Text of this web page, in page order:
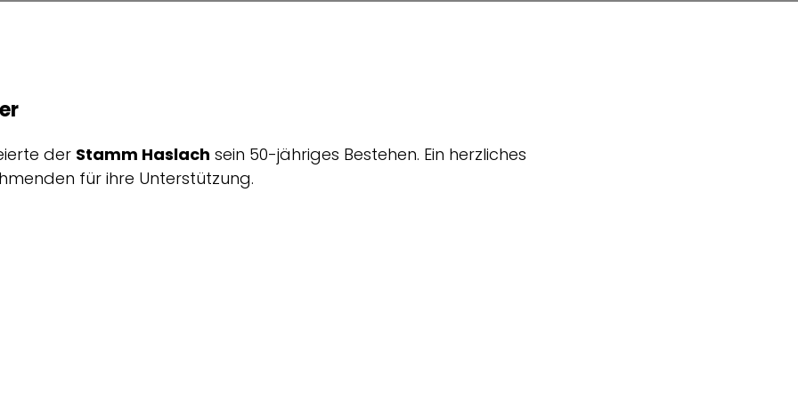
der Stamm Haslach sein 50-jähriges Bestehen. Ein herzliches
für ihre Unterstützung.